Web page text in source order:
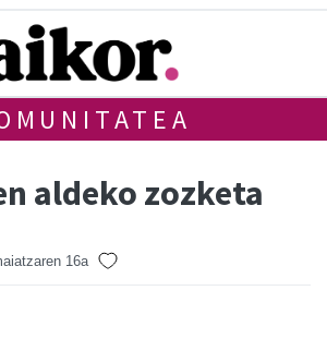
aldeko zozketa
16a